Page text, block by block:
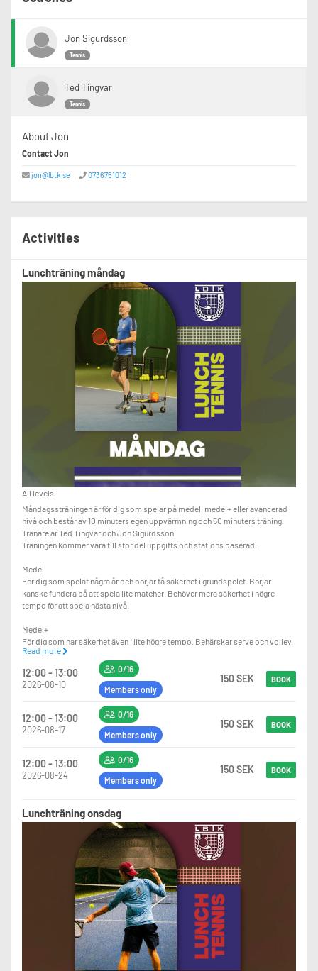
Jon Sigurdsson
Tennis
Ted Tingvar
Tennis
About Jon
Contact Jon
jon@lbtk.se 0736751012
Activities
Lunchträning måndag
All levels
Måndagssträningen är för dig som spelar på medel, medel+ eller avancerad
nivå och består av 10 minuters egen uppvärmning och 50 minuters träning.
Tränare är Ted Tingvar och Jon Sigurdsson.
Träningen kommer vara till stor del uppgifts och stations baserad.
Medel
För dig som spelat några år och börjar få säkerhet i grundspelet. Börjar
kanske fundera på att spela lite matcher. Behöver mera säkerhet i högre
tempo för att spela nästa nivå.
Medel+
För dig som har säkerhet även i lite högre tempo. Behärskar serve och volley.
Måste ha bra kondition och bra rörlighet på banan för att klara av lite tuffare
Avancerad
För dig som börjat spela matcher eller som skulle behärska det. Måste kunna
alla slagen bra. Har en mycket bra fysik och bra rörlighet på banan.
Read more
12:00 - 13:00
2026-08-10
0/16
Members only
150 SEK BOOK
12:00 - 13:00
2026-08-17
0/16
Members only
150 SEK BOOK
12:00 - 13:00
2026-08-24
0/16
Members only
150 SEK BOOK
Lunchträning onsdag